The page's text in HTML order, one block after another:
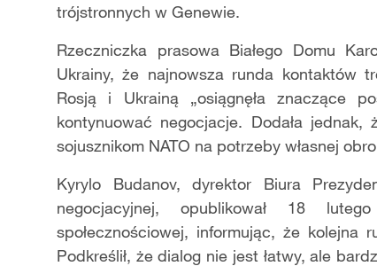
trójstronnych w Genewie.
Rzeczniczka prasowa Białego Domu
Ukrainy, że najnowsza runda kontaktów
Rosją i Ukrainą „osiągnęła znaczące
kontynuować negocjacje. Dodała
sojusznikom NATO na potrzeby własnej
Kyrylo Budanov, dyrektor Biura
negocjacyjnej, opublikował 18
społecznościowej, informując, że kolejna
Podkreślił, że dialog nie jest łatwy, ale